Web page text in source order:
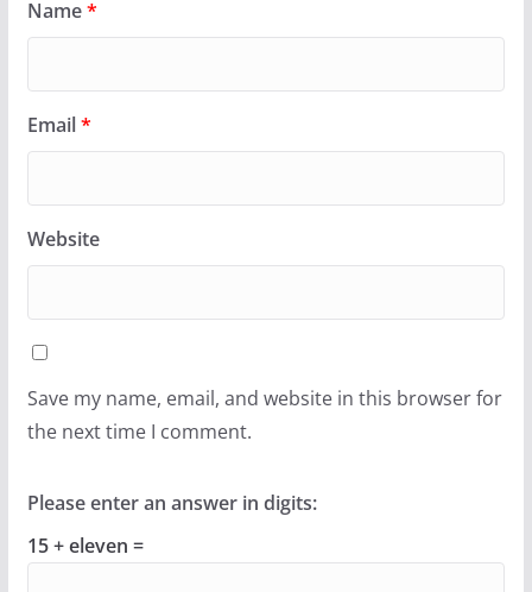
Name*
Email*
Website
Save my name, email, and website in this browser for
the next time I comment.
Please enter an answer in digits:
15 + eleven =